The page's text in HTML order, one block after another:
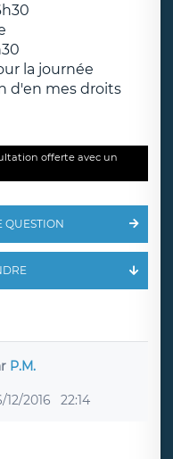
la journée
d'en mes droits
offerte avec un
QUESTION
P.M.
12/2016 22:14